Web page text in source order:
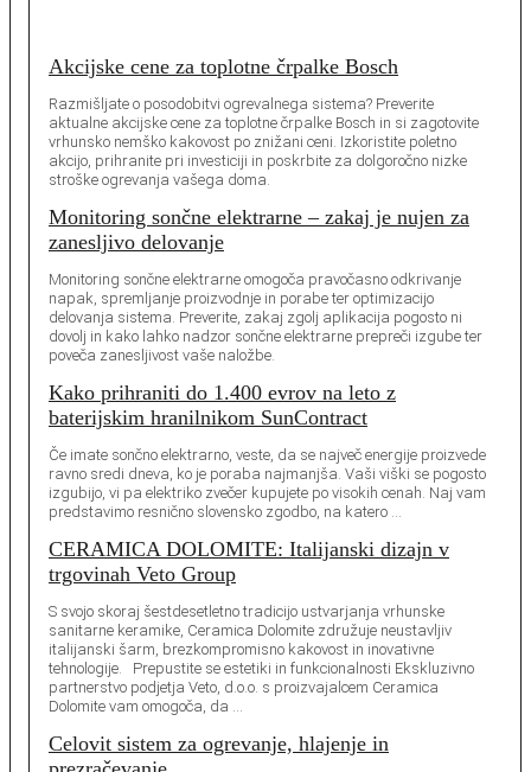
Akcijske cene za toplotne črpalke Bosch
Razmišljate o posodobitvi ogrevalnega sistema? Preverite
aktualne akcijske cene za toplotne črpalke Bosch in si zagotovite
vrhunsko nemško kakovost po znižani ceni. Izkoristite poletno
akcijo, prihranite pri investiciji in poskrbite za dolgoročno nizke
stroške ogrevanja vašega doma.
Monitoring sončne elektrarne – zakaj je nujen za
zanesljivo delovanje
Monitoring sončne elektrarne omogoča pravočasno odkrivanje
napak, spremljanje proizvodnje in porabe ter optimizacijo
delovanja sistema. Preverite, zakaj zgolj aplikacija pogosto ni
dovolj in kako lahko nadzor sončne elektrarne prepreči izgube ter
poveča zanesljivost vaše naložbe.
Kako prihraniti do 1.400 evrov na leto z
baterijskim hranilnikom SunContract
Če imate sončno elektrarno, veste, da se največ energije proizvede
ravno sredi dneva, ko je poraba najmanjša. Vaši viški se pogosto
izgubijo, vi pa elektriko zvečer kupujete po visokih cenah. Naj vam
predstavimo resnično slovensko zgodbo, na katero …
CERAMICA DOLOMITE: Italijanski dizajn v
trgovinah Veto Group
S svojo skoraj šestdesetletno tradicijo ustvarjanja vrhunske
sanitarne keramike, Ceramica Dolomite združuje neustavljiv
italijanski šarm, brezkompromisno kakovost in inovativne
tehnologije. Prepustite se estetiki in funkcionalnosti Ekskluzivno
partnerstvo podjetja Veto, d.o.o. s proizvajalcem Ceramica
Dolomite vam omogoča, da …
Celovit sistem za ogrevanje, hlajenje in